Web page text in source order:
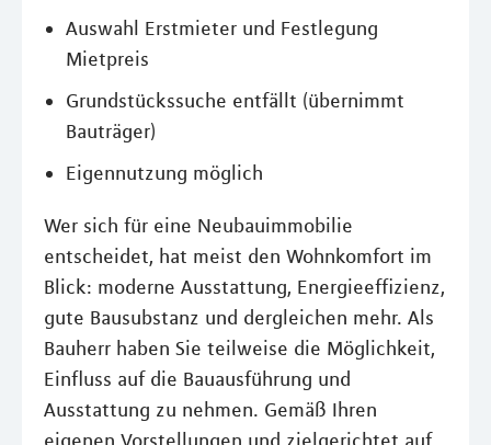
Auswahl Erstmieter und Festlegung
Mietpreis
Grundstückssuche entfällt (übernimmt
Bauträger)
Eigennutzung möglich
Wer sich für eine Neubauimmobilie
entscheidet, hat meist den Wohnkomfort im
Blick: moderne Ausstattung, Energieeffizienz,
gute Bausubstanz und dergleichen mehr. Als
Bauherr haben Sie teilweise die Möglichkeit,
Einfluss auf die Bauausführung und
Ausstattung zu nehmen. Gemäß Ihren